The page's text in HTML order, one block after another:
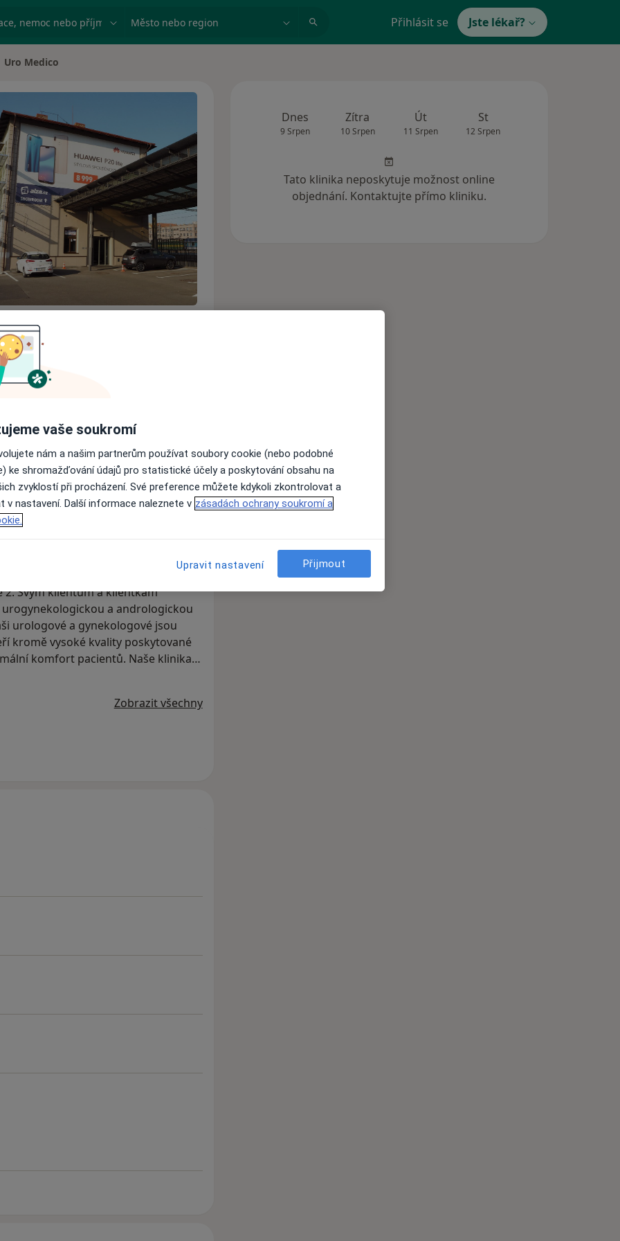
nemoc nebo příjmení Město nebo region Přihlásit se Jste lékař?
Uro Medico
Poslat zprávu
Spravovat
zařízení
Svým klientům a klientkám
a andrologickou
urologové a gynekologové jsou
kromě vysoké kvality poskytované
komfort pacientů. Naše klinika
vybavením a špičkovou
i chirurgické zákroky.
širokou ordinační dobu od 7:00 do
maximální pohodlí. Naše
gynekologicko-porodnické kliniky
Zobrazit všechny
Dnes
9 Srpen
Zítra
10 Srpen
Út
11 Srpen
St
12 Srpen
Tato klinika neposkytuje možnost online
objednání. Kontaktujte přímo kliniku.
vaše soukromí
nám a našim partnerům používat soubory cookie (nebo podobné
ke shromažďování údajů pro statistické účely a poskytování obsahu na
zvyklostí při procházení. Své preference můžete kdykoli zkontrolovat a
v nastavení. Další informace naleznete v zásadách ochrany soukromí a
Upravit nastavení Přijmout